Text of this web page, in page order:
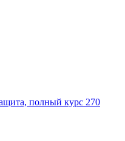
полный курс 270